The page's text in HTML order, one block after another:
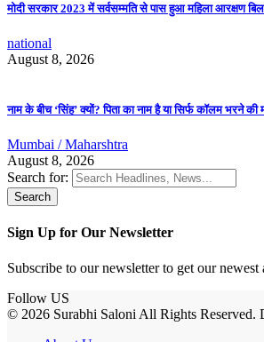
मोदी सरकार 2023 में सर्वसम्मति से पास हुआ महिला आरक्षण
national
August 8, 2026
नाम के बीच ‘सिंह’ क्यों? पिता का नाम है या सिर्फ कॉलम भरने की
Mumbai / Maharshtra
August 8, 2026
Search for:
Sign Up for Our Newsletter
Subscribe to our newsletter to get our newest
Follow US
© 2026 Surabhi Saloni All Rights Reserved.